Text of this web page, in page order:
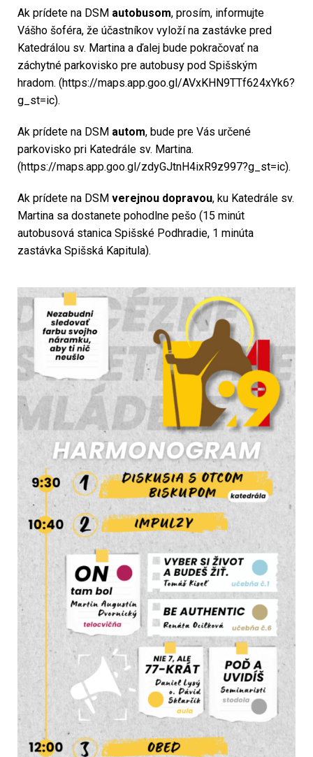
Ak prídete na DSM autobusom, prosím, informujte
Vášho šoféra, že účastníkov vyloží na zastávke pred
Katedrálou sv. Martina a ďalej bude pokračovať na
záchytné parkovisko pre autobusy pod Spišským
hradom. (https://maps.app.goo.gl/AVxKHN9TTf624xYk6?
g_st=ic).
Ak prídete na DSM autom, bude pre Vás určené
parkovisko pri Katedrále sv. Martina.
(https://maps.app.goo.gl/zdyGJtnH4ixR9z997?g_st=ic).
Ak prídete na DSM verejnou dopravou, ku Katedrále sv.
Martina sa dostanete pohodlne pešo (15 minút
autobusová stanica Spišské Podhradie, 1 minúta
zastávka Spišská Kapitula).